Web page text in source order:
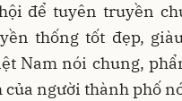
để tuyên truyền
thống tốt đẹp,
Nam nói chung,
người thành phố